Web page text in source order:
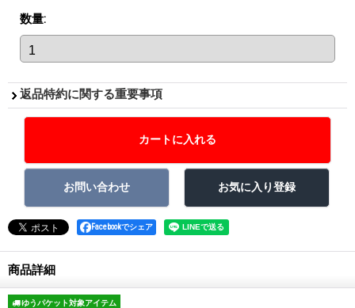
数量:
返品特約に関する重要事項
Facebookでシェア
商品詳細
ゆうパケット対象アイテム